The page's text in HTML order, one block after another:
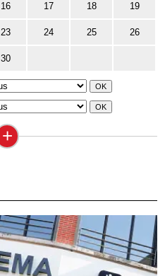
16 17 18 19
23 24 25 26
30
+